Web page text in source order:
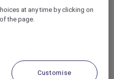
le goût du travail bien
c'est intégrer une
où chacun
une expérience client
at any time by clicking on
the page.
Customise